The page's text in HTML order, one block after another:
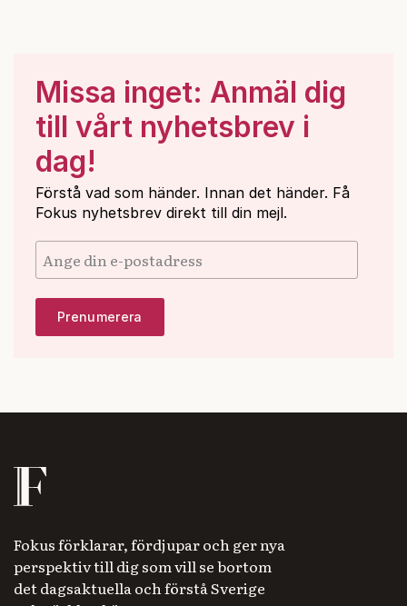
Missa inget: Anmäl dig
till vårt nyhetsbrev i
dag!
Förstå vad som händer. Innan det händer. Få
Fokus nyhetsbrev direkt till din mejl.
Fokus förklarar, fördjupar och ger nya
perspektiv till dig som vill se bortom
det dagsaktuella och förstå Sverige